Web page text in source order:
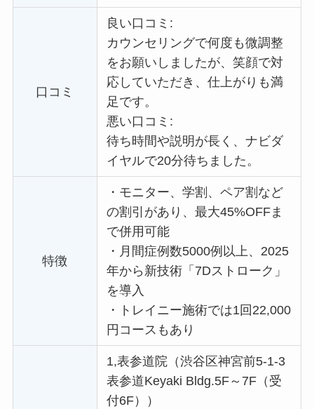
口コミ
良い口コミ:
カウンセリングで何度も微調整
をお願いしましたが、笑顔で対
応していただき、仕上がりも満
足です。
悪い口コミ:
待ち時間や説明が長く、ナビダ
イヤルで20分待ちました。
特徴
・ モニター、学割、ペア割など
の割引があり、最大45%OFFま
で併用可能
・ 月間症例数5000例以上、2025
年から新技術「7Dストローク」
を導入
・
トレイニー施術では1回22,000
円コースもあり
1,表参道院（渋谷区神宮前5-1-3
表参道Keyaki Bldg.5F～7F（受
付6F））